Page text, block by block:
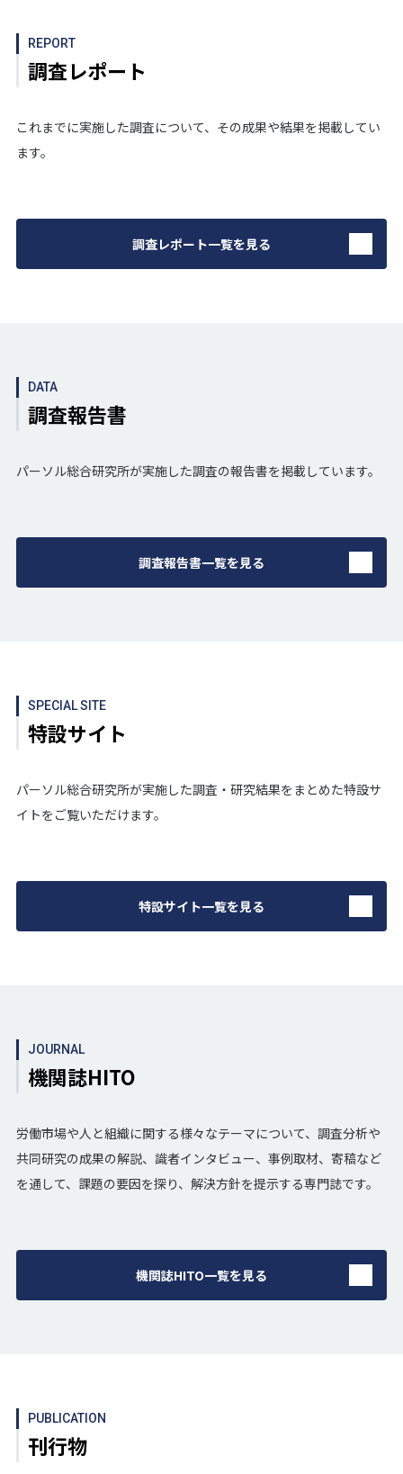
REPORT
調査レポート
これまでに実施した調査について、その成果や結果を掲載してい
ます。
調査レポート一覧を見る
DATA
調査報告書
パーソル総合研究所が実施した調査の報告書を掲載しています。
調査報告書一覧を見る
SPECIAL SITE
特設サイト
パーソル総合研究所が実施した調査・研究結果をまとめた特設サ
イトをご覧いただけます。
特設サイト一覧を見る
JOURNAL
機関誌HITO
労働市場や人と組織に関する様々なテーマについて、調査分析や
共同研究の成果の解説、識者インタビュー、事例取材、寄稿など
を通して、課題の要因を探り、解決方針を提示する専門誌です。
機関誌HITO一覧を見る
PUBLICATION
刊行物